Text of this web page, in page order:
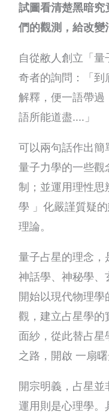
試圖看清楚黑暗
們的觀測，給改變
自從敝人創立「
奇者的詢問：「
解釋，便一語帶過
語所能道盡‥‥」
可以兩句話作出簡
量子力學的一些觀
制；並運用理性
學 」化嚴謹質疑
理論。
量子占星的理念，
神話學、神秘學、
開始以現代物理
觀，建立占星學的
面紗，從此替占星
之路，開啟 一扇曙
開宗明義，占星並
運用則是心理學